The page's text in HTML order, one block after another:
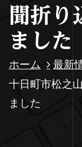
聞折り
ました
ホーム
最新
十日町市松之
ました